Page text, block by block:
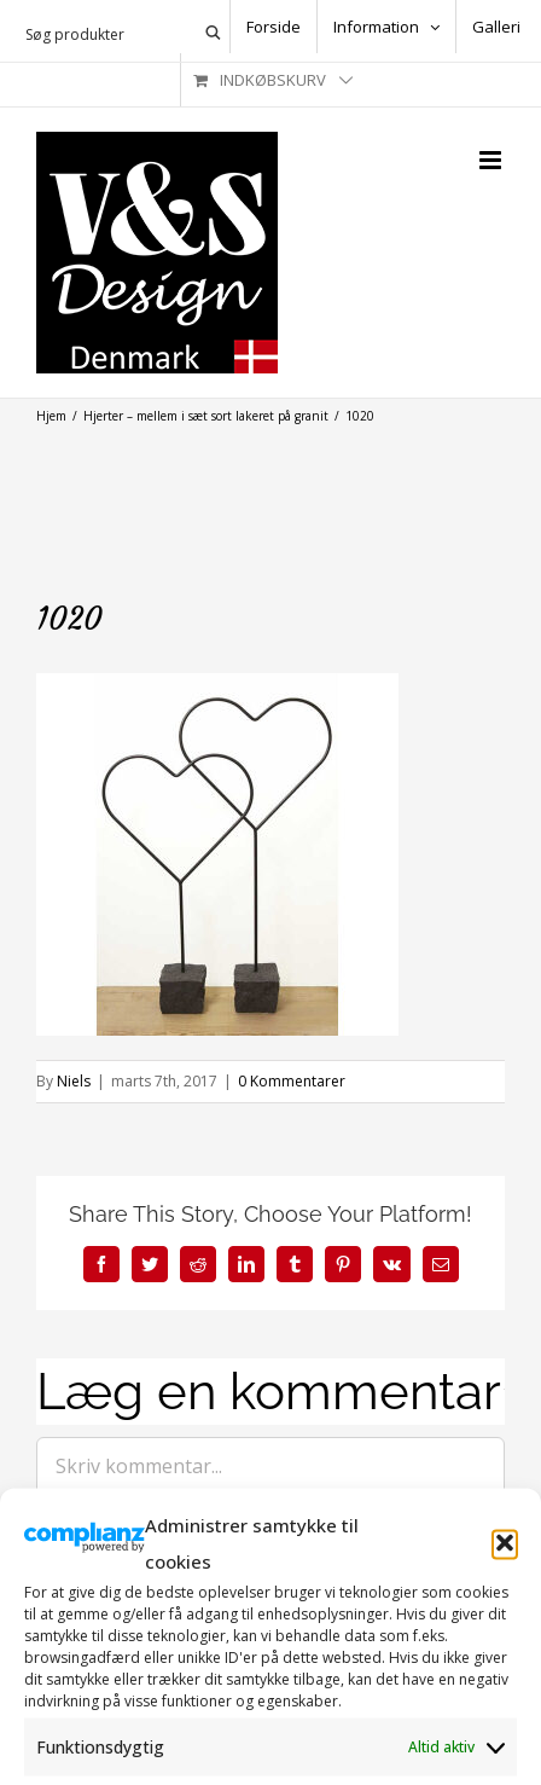
Administrer samtykke til
cookies
For at give dig de bedste oplevelser bruger vi teknologier som cookies
til at gemme og/eller få adgang til enhedsoplysninger. Hvis du giver dit
samtykke til disse teknologier, kan vi behandle data som f.eks.
browsingadfærd eller unikke ID'er på dette websted. Hvis du ikke giver
dit samtykke eller trækker dit samtykke tilbage, kan det have en negativ
indvirkning på visse funktioner og egenskaber.
Funktionsdygtig Altid aktiv
Forside Information Galleri
INDKØBSKURV
Hjem / Hjerter – mellem i sæt sort lakeret på granit / 1020
1020
ByNiels | marts 7th, 2017 | 0 Kommentarer
Share This Story, Choose Your Platform!
FacebookTwitterReddit LinkedInTumblrPinterest
Vk
E-
mail
Læg en kommentar